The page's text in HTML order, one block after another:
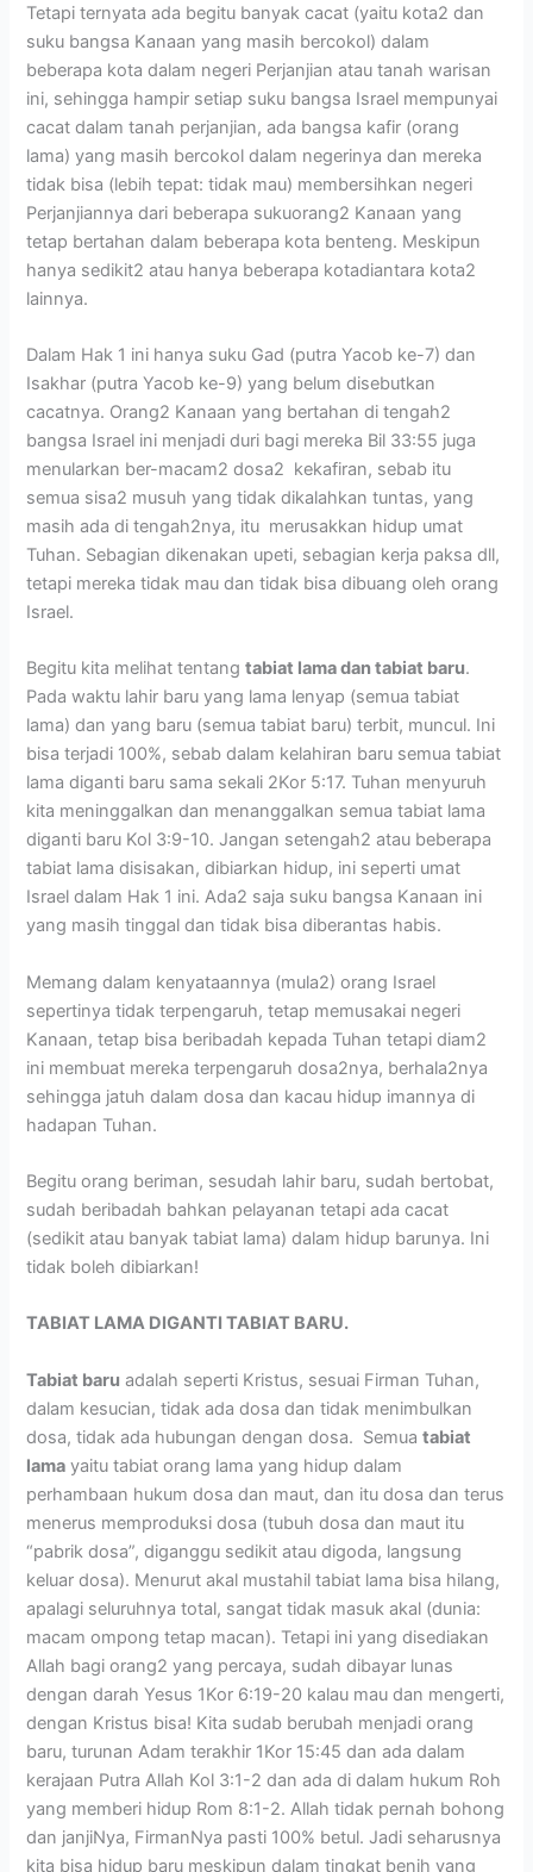
Tetapi ternyata ada begitu banyak cacat (yaitu kota2 dan
suku bangsa Kanaan yang masih bercokol) dalam
beberapa kota dalam negeri Perjanjian atau tanah warisan
ini, sehingga hampir setiap suku bangsa Israel mempunyai
cacat dalam tanah perjanjian, ada bangsa kafir (orang
lama) yang masih bercokol dalam negerinya dan mereka
tidak bisa (lebih tepat: tidak mau) membersihkan negeri
Perjanjiannya dari beberapa sukuorang2 Kanaan yang
tetap bertahan dalam beberapa kota benteng. Meskipun
hanya sedikit2 atau hanya beberapa kotadiantara kota2
lainnya.
Dalam Hak 1 ini hanya suku Gad (putra Yacob ke-7) dan
Isakhar (putra Yacob ke-9) yang belum disebutkan
cacatnya. Orang2 Kanaan yang bertahan di tengah2
bangsa Israel ini menjadi duri bagi mereka Bil 33:55 juga
menularkan ber-macam2 dosa2 kekafiran, sebab itu
semua sisa2 musuh yang tidak dikalahkan tuntas, yang
masih ada di tengah2nya, itu merusakkan hidup umat
Tuhan. Sebagian dikenakan upeti, sebagian kerja paksa dll,
tetapi mereka tidak mau dan tidak bisa dibuang oleh orang
Israel.
Begitu kita melihat tentangtabiat lama dan tabiat baru.
Pada waktu lahir baru yang lama lenyap (semua tabiat
lama) dan yang baru (semua tabiat baru) terbit, muncul. Ini
bisa terjadi 100%, sebab dalam kelahiran baru semua tabiat
lama diganti baru sama sekali 2Kor 5:17. Tuhan menyuruh
kita meninggalkan dan menanggalkan semua tabiat lama
diganti baru Kol 3:9-10. Jangan setengah2 atau beberapa
tabiat lama disisakan, dibiarkan hidup, ini seperti umat
Israel dalam Hak 1 ini. Ada2 saja suku bangsa Kanaan ini
yang masih tinggal dan tidak bisa diberantas habis.
Memang dalam kenyataannya (mula2) orang Israel
sepertinya tidak terpengaruh, tetap memusakai negeri
Kanaan, tetap bisa beribadah kepada Tuhan tetapi diam2
ini membuat mereka terpengaruh dosa2nya, berhala2nya
sehingga jatuh dalam dosa dan kacau hidup imannya di
hadapan Tuhan.
Begitu orang beriman, sesudah lahir baru, sudah bertobat,
sudah beribadah bahkan pelayanan tetapi ada cacat
(sedikit atau banyak tabiat lama) dalam hidup barunya. Ini
tidak boleh dibiarkan!
TABIAT LAMA DIGANTI TABIAT BARU.
Tabiat baru adalah seperti Kristus, sesuai Firman Tuhan,
dalam kesucian, tidak ada dosa dan tidak menimbulkan
dosa, tidak ada hubungan dengan dosa. Semuatabiat
lama yaitu tabiat orang lama yang hidup dalam
perhambaan hukum dosa dan maut, dan itu dosa dan terus
menerus memproduksi dosa (tubuh dosa dan maut itu
“pabrik dosa”, diganggu sedikit atau digoda, langsung
keluar dosa). Menurut akal mustahil tabiat lama bisa hilang,
apalagi seluruhnya total, sangat tidak masuk akal (dunia:
macam ompong tetap macan). Tetapi ini yang disediakan
Allah bagi orang2 yang percaya, sudah dibayar lunas
dengan darah Yesus 1Kor 6:19-20 kalau mau dan mengerti,
dengan Kristus bisa! Kita sudab berubah menjadi orang
baru, turunan Adam terakhir 1Kor 15:45 dan ada dalam
kerajaan Putra Allah Kol 3:1-2 dan ada di dalam hukum Roh
yang memberi hidup Rom 8:1-2. Allah tidak pernah bohong
dan janjiNya, FirmanNya pasti 100% betul. Jadi seharusnya
kita bisa hidup baru meskipun dalam tingkat benih yang